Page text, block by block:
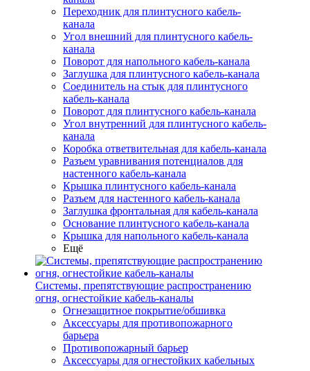
Переходник для плинтусного кабель-
канала
Угол внешний для плинтусного кабель-
канала
Поворот для напольного кабель-канала
Заглушка для плинтусного кабель-канала
Соединитель на стык для плинтусного
кабель-канала
Поворот для плинтусного кабель-канала
Угол внутренний для плинтусного кабель-
канала
Коробка ответвительная для кабель-канала
Разъем уравнивания потенциалов для
настенного кабель-канала
Крышка плинтусного кабель-канала
Разъем для настенного кабель-канала
Заглушка фронтальная для кабель-канала
Основание плинтусного кабель-канала
Крышка для напольного кабель-канала
Ещё
Системы, препятствующие распространению
огня, огнестойкие кабель-каналы
Огнезащитное покрытие/обшивка
Аксессуары для противопожарного
барьера
Противопожарный барьер
Аксессуары для огнестойких кабельных